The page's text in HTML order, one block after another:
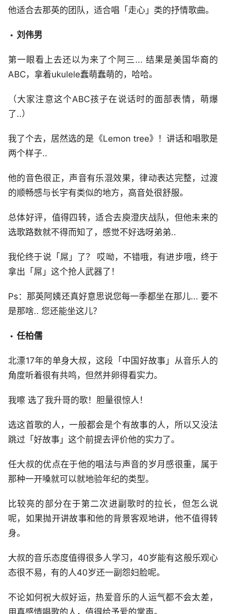
他适合去那英的团队，适合唱「走心」类的抒情歌曲。
刘伟男
第一眼看上去还以为来了个阿三... 结果是美国华裔的
ABC，拿着ukulele蠢萌蠢萌的，哈哈。
（大家注意这个ABC孩子在说话时的面部表情，萌爆
了..）
我了个去，居然选的是《Lemon tree》！讲话和唱歌是
两个样子..
他的音色很正，声音有乐混效果，律动表达完整，过渡
的顺畅感与长宇有类似的地方，高音处很舒服。
总体好评，值得四转，适合去庾澄庆战队，但他未来的
选歌路数就不得而知了，感觉不好选呀弟弟..
我伦终于说「屌」了？ 哎呦，不错哦，有进步哦，终于
拿出「屌」这个抢人武器了！
Ps：那英阿姨还真好意思说您每一季都坐在那儿... 要不
是那啥.. 您还能坐这儿？
任柏儒
北漂17年的单身大叔，这段「中国好故事」从音乐人的
角度听着很有共鸣，但然并卵得看实力。
我嚓 选了我升哥的歌！胆量很惊人！
选这首歌的人，一般都会是个有故事的人，所以又没法
跳过「好故事」这个前提去评价他的实力了。
任大叔的优点在于他的唱法与声音的岁月感很重，属于
那种一开嗓就可以就地验年纪的类型。
比较亮的部分在于第二次进副歌时的拉长，但怎么说
呢，如果抛开讲故事和他的背景客观地讲，他不值得转
身。
大叔的音乐态度值得很多人学习，40岁能有这般乐观心
态很不易，有的人40岁还一副怨妇脸呢。
不论如何祝大叔好运，热爱音乐的人运气都不会太差，